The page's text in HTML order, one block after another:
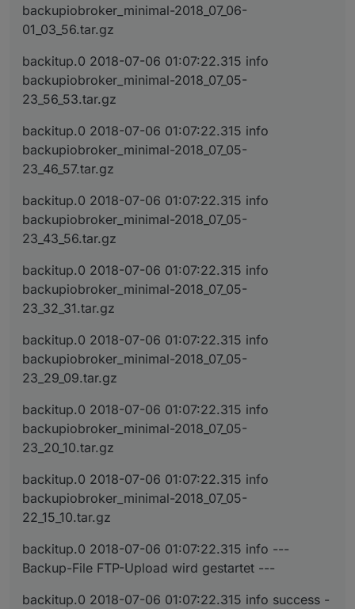
backupiobroker_minimal-2018_07_06-
01_03_56.tar.gz
backitup.0 2018-07-06 01:07:22.315 info
backupiobroker_minimal-2018_07_05-
23_56_53.tar.gz
backitup.0 2018-07-06 01:07:22.315 info
backupiobroker_minimal-2018_07_05-
23_46_57.tar.gz
backitup.0 2018-07-06 01:07:22.315 info
backupiobroker_minimal-2018_07_05-
23_43_56.tar.gz
backitup.0 2018-07-06 01:07:22.315 info
backupiobroker_minimal-2018_07_05-
23_32_31.tar.gz
backitup.0 2018-07-06 01:07:22.315 info
backupiobroker_minimal-2018_07_05-
23_29_09.tar.gz
backitup.0 2018-07-06 01:07:22.315 info
backupiobroker_minimal-2018_07_05-
23_20_10.tar.gz
backitup.0 2018-07-06 01:07:22.315 info
backupiobroker_minimal-2018_07_05-
22_15_10.tar.gz
backitup.0 2018-07-06 01:07:22.315 info ---
Backup-File FTP-Upload wird gestartet ---
backitup.0 2018-07-06 01:07:22.315 info success -